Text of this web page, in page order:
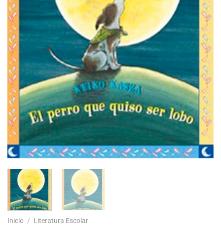
Inicio / Literatura Escolar